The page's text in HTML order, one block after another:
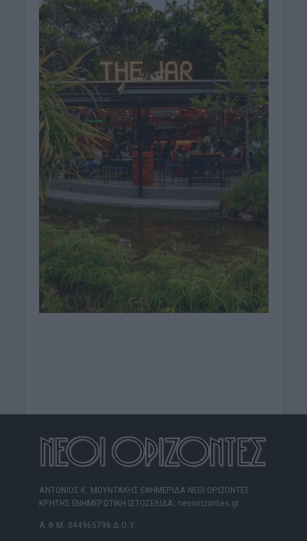
ΑΝΤΩΝΙΟΣ Κ. ΜΟΥΝΤΑΚΗΣ ΕΦΗΜΕΡΙΔΑ ΝΕΟΙ ΟΡΙΖΟΝΤΕΣ
ΚΡΗΤΗΣ ΕΝΗΜΕΡΩΤΙΚΗ ΙΣΤΟΣΕΛΙΔΑ: neoiorizontes.gr
Α.Φ.Μ. 044965796 Δ.Ο.Υ.